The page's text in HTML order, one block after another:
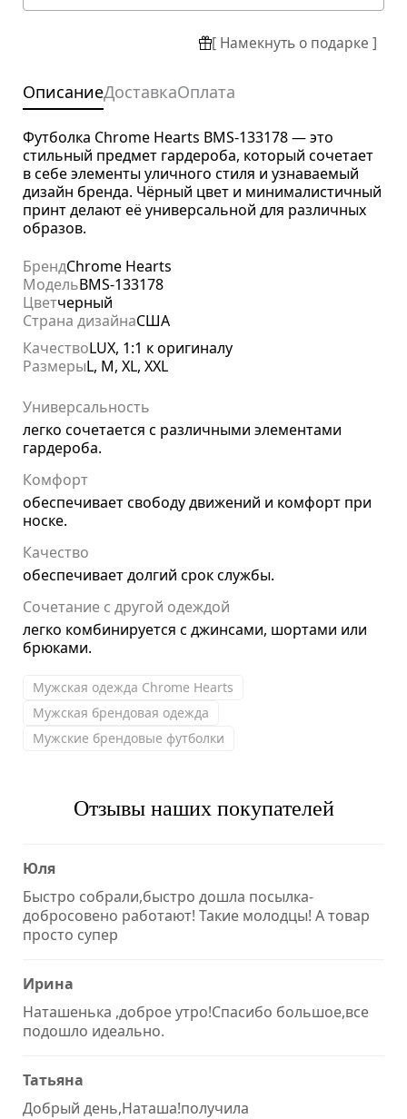
[ Намекнуть о подарке ]
ОписаниеДоставкаОплата
Футболка Chrome Hearts BMS-133178 — это
стильный предмет гардероба, который сочетает
в себе элементы уличного стиля и узнаваемый
дизайн бренда. Чёрный цвет и минималистичный
принт делают её универсальной для различных
образов.
БрендChrome Hearts
МодельBMS-133178
Цветчерный
Страна дизайнаСША
КачествоLUX, 1:1 к оригиналу
РазмерыL, M, XL, XXL
Универсальность
легко сочетается с различными элементами
гардероба.
Комфорт
обеспечивает свободу движений и комфорт при
носке.
Качество
обеспечивает долгий срок службы.
Сочетание с другой одеждой
легко комбинируется с джинсами, шортами или
брюками.
Мужская одежда Chrome Hearts
Мужская брендовая одежда
Мужские брендовые футболки
Отзывы наших покупателей
Юля
Быстро собрали,быстро дошла посылка-
добросовено работают! Такие молодцы! А товар
просто супер
Ирина
Наташенька ,доброе утро!Спасибо большое,все
подошло идеально.
Татьяна
Добрый день,Наташа!получила